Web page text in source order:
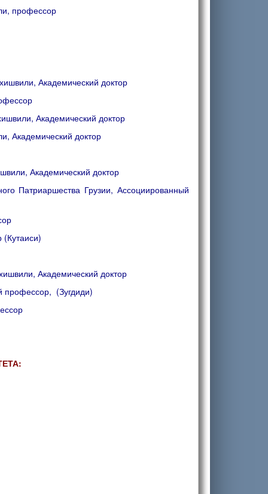
профессор
Академический доктор
Академический доктор
Академический доктор
Академический доктор
Патриаршества Грузии, Ассоциированный
Академический доктор
профессор, (Зугдиди)